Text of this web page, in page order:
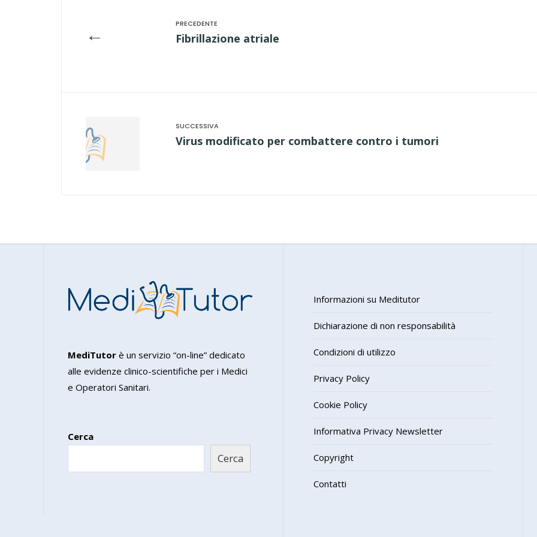
← Fibrillazione atriale
Virus modificato per combattere contro i tumori
MediTutor è un servizio “on-line” dedicato
alle evidenze clinico-scientifiche per i Medici
e Operatori Sanitari.
Cerca
Cerca
Informazioni su Meditutor
Dichiarazione di non responsabilità
Condizioni di utilizzo
Privacy Policy
Cookie Policy
Informativa Privacy Newsletter
Copyright
Contatti